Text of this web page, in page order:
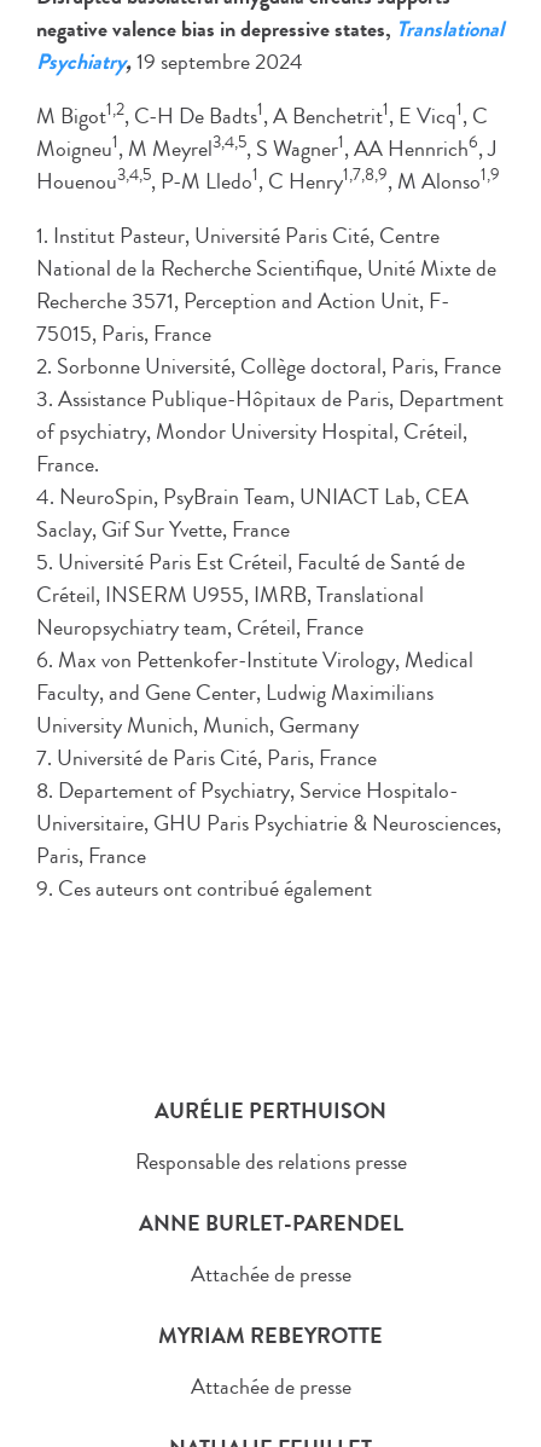
negative valence bias in depressive states, Translational
Psychiatry,19 septembre 2024
M Bigot1,2, C-H De Badts1, A Benchetrit1, E Vicq1, C
Moigneu1, M Meyrel3,4,5, S Wagner1, AA Hennrich6, J
Houenou3,4,5, P-M Lledo1, C Henry1,7,8,9, M Alonso1,9
1. Institut Pasteur, Université Paris Cité, Centre
National de la Recherche Scientifique, Unité Mixte de
Recherche 3571, Perception and Action Unit, F-
75015, Paris, France
2. Sorbonne Université, Collège doctoral, Paris, France
3. Assistance Publique-Hôpitaux de Paris, Department
of psychiatry, Mondor University Hospital, Créteil,
France.
4. NeuroSpin, PsyBrain Team, UNIACT Lab, CEA
Saclay, Gif Sur Yvette, France
5. Université Paris Est Créteil, Faculté de Santé de
Créteil, INSERM U955, IMRB, Translational
Neuropsychiatry team, Créteil, France
6. Max von Pettenkofer-Institute Virology, Medical
Faculty, and Gene Center, Ludwig Maximilians
University Munich, Munich, Germany
7. Université de Paris Cité, Paris, France
8. Departement of Psychiatry, Service Hospitalo-
Universitaire, GHU Paris Psychiatrie & Neurosciences,
Paris, France
9. Ces auteurs ont contribué également
AURÉLIE PERTHUISON
Responsable des relations presse
ANNE BURLET-PARENDEL
Attachée de presse
MYRIAM REBEYROTTE
Attachée de presse